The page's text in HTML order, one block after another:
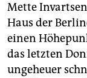
Mette
Haus der
einen
das letzten
ungeheuer